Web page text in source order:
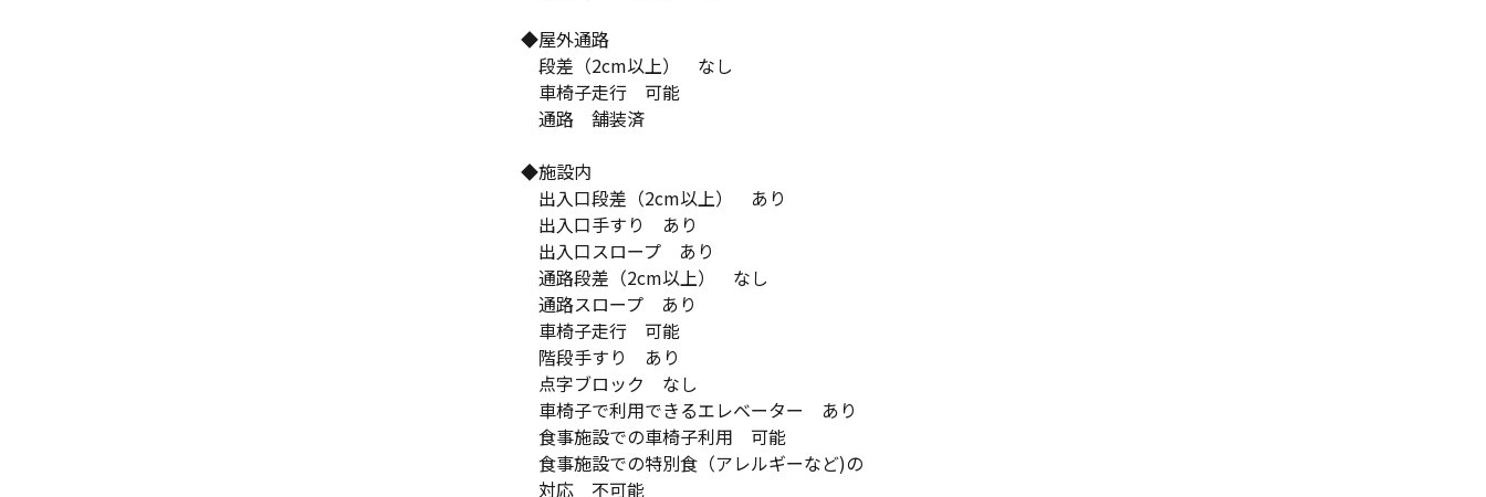
◆屋外通路
段差（2cm以上） なし
車椅子走行 可能
通路 舗装済
◆施設内
出入口段差（2cm以上） あり
出入口手すり あり
出入口スロープ あり
通路段差（2cm以上） なし
通路スロープ あり
車椅子走行 可能
階段手すり あり
点字ブロック なし
車椅子で利用できるエレベーター あり
食事施設での車椅子利用 可能
食事施設での特別食（アレルギーなど)の
対応 不可能